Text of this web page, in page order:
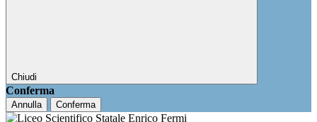
Chiudi
Conferma
Annulla Conferma